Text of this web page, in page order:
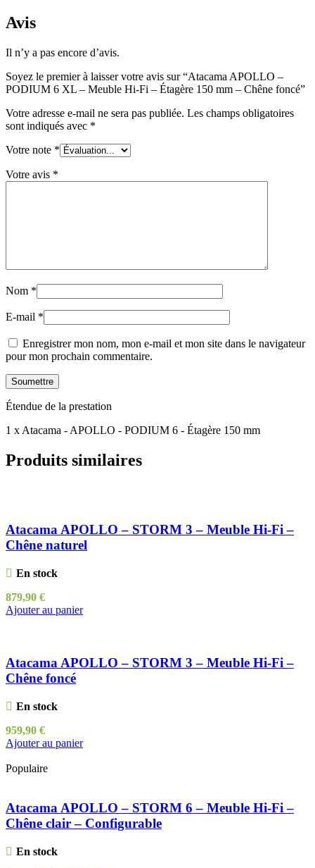
Avis
Il n’y a pas encore d’avis.
Soyez le premier à laisser votre avis sur “Atacama APOLLO –
PODIUM 6 XL – Meuble Hi-Fi – Étagère 150 mm – Chêne foncé”
Votre adresse e-mail ne sera pas publiée. Les champs obligatoires
sont indiqués avec *
Votre note *
Votre avis *
Nom *
E-mail *
Enregistrer mon nom, mon e-mail et mon site dans le navigateur
pour mon prochain commentaire.
Étendue de la prestation
1 x Atacama - APOLLO - PODIUM 6 - Étagère 150 mm
Produits similaires
Atacama APOLLO – STORM 3 – Meuble Hi-Fi –
Chêne naturel
En stock
879,90 €
Ajouter au panier
Atacama APOLLO – STORM 3 – Meuble Hi-Fi –
Chêne foncé
En stock
959,90 €
Ajouter au panier
Populaire
Atacama APOLLO – STORM 6 – Meuble Hi-Fi –
Chêne clair – Configurable
En stock